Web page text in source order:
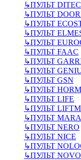
↳ПУЛЬТ DITEC
↳ПУЛЬТ
↳ПУЛЬТ
↳ПУЛЬТ
↳ПУЛЬТ
↳ПУЛЬТ FAAC
↳ПУЛЬТ
↳ПУЛЬТ
↳ПУЛЬТ GSN
↳ПУЛЬТ
↳ПУЛЬТ LIFE
↳ПУЛЬТ
↳ПУЛЬТ
↳ПУЛЬТ NERO
↳ПУЛЬТ NICE
↳ПУЛЬТ
↳ПУЛЬТ